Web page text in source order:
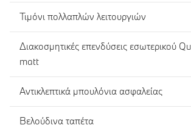
Τιμόνι πολλαπλών λειτουργιών
Διακοσμητικές επενδύσεις εσωτερικού
matt
Αντικλεπτικά μπουλόνια ασφαλείας
Βελούδινα ταπέτα